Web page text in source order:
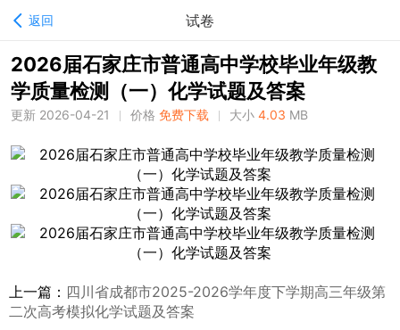
返回 试卷
2026届石家庄市普通高中学校毕业年级教
学质量检测（一）化学试题及答案
更新 2026-04-21 价格 免费下载 大小 4.03 MB
上一篇： 四川省成都市2025-2026学年度下学期高三年级第
二次高考模拟化学试题及答案